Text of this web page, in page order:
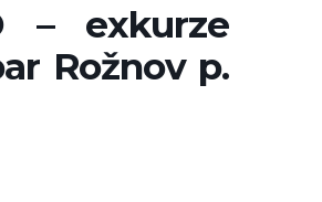
– exkurze
Rožnov p.